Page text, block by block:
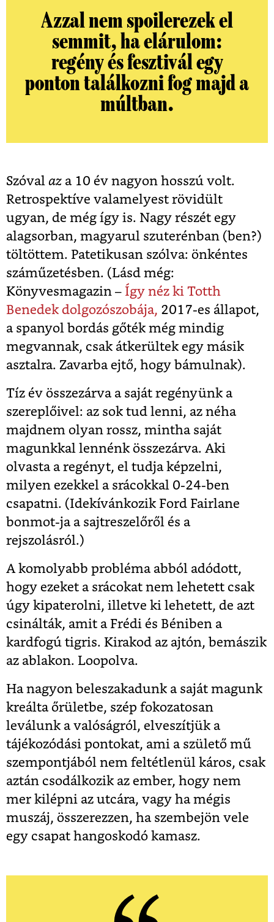
Azzal nem spoilerezek el
semmit, ha elárulom:
regény és fesztivál egy
ponton találkozni fog majd a
múltban.
Szóval az a 10 év nagyon hosszú volt.
Retrospektíve valamelyest rövidült
ugyan, de még így is. Nagy részét egy
alagsorban, magyarul szuterénban (ben?)
töltöttem. Patetikusan szólva: önkéntes
száműzetésben. (Lásd még:
Könyvesmagazin – Így néz ki Totth
Benedek dolgozószobája, 2017-es állapot,
a spanyol bordás gőték még mindig
megvannak, csak átkerültek egy másik
asztalra. Zavarba ejtő, hogy bámulnak).
Tíz év összezárva a saját regényünk a
szereplőivel: az sok tud lenni, az néha
majdnem olyan rossz, mintha saját
magunkkal lennénk összezárva. Aki
olvasta a regényt, el tudja képzelni,
milyen ezekkel a srácokkal 0-24-ben
csapatni. (Idekívánkozik Ford Fairlane
bonmot-ja a sajtreszelőről és a
rejszolásról.)
A komolyabb probléma abból adódott,
hogy ezeket a srácokat nem lehetett csak
úgy kipaterolni, illetve ki lehetett, de azt
csinálták, amit a Frédi és Béniben a
kardfogú tigris. Kirakod az ajtón, bemászik
az ablakon. Loopolva.
Ha nagyon beleszakadunk a saját magunk
kreálta őrületbe, szép fokozatosan
leválunk a valóságról, elveszítjük a
tájékozódási pontokat, ami a születő mű
szempontjából nem feltétlenül káros, csak
aztán csodálkozik az ember, hogy nem
mer kilépni az utcára, vagy ha mégis
muszáj, összerezzen, ha szembejön vele
egy csapat hangoskodó kamasz.